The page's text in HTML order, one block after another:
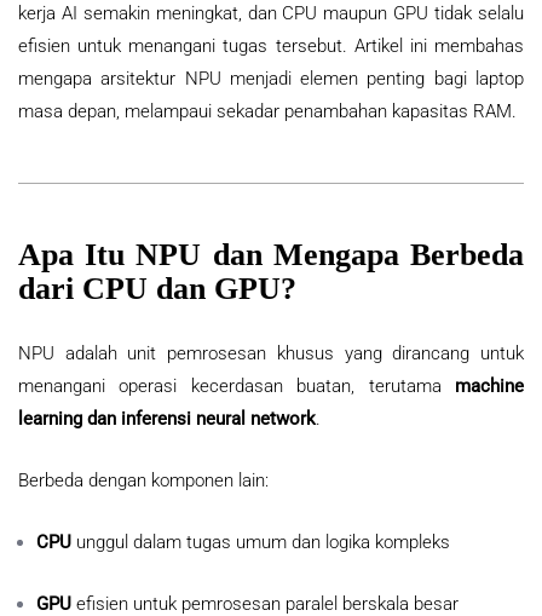
kerja AI semakin meningkat, dan CPU maupun GPU tidak selalu
efisien untuk menangani tugas tersebut. Artikel ini membahas
mengapa arsitektur NPU menjadi elemen penting bagi laptop
masa depan, melampaui sekadar penambahan kapasitas RAM.
Apa Itu NPU dan Mengapa Berbeda
dari CPU dan GPU?
NPU adalah unit pemrosesan khusus yang dirancang untuk
menangani operasi kecerdasan buatan, terutama machine
learning dan inferensi neural network.
Berbeda dengan komponen lain:
CPU unggul dalam tugas umum dan logika kompleks
GPU efisien untuk pemrosesan paralel berskala besar